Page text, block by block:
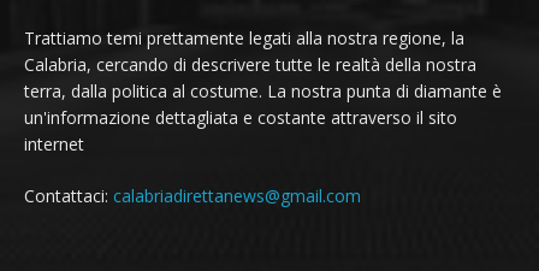
Trattiamo temi prettamente legati alla nostra regione, la
Calabria, cercando di descrivere tutte le realtà della nostra
terra, dalla politica al costume. La nostra punta di diamante è
un'informazione dettagliata e costante attraverso il sito
internet
Contattaci: calabriadirettanews@gmail.com